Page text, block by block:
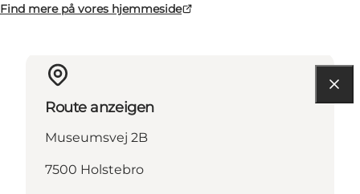
Find mere på vores hjemmeside
Route anzeigen
Museumsvej 2B
7500 Holstebro